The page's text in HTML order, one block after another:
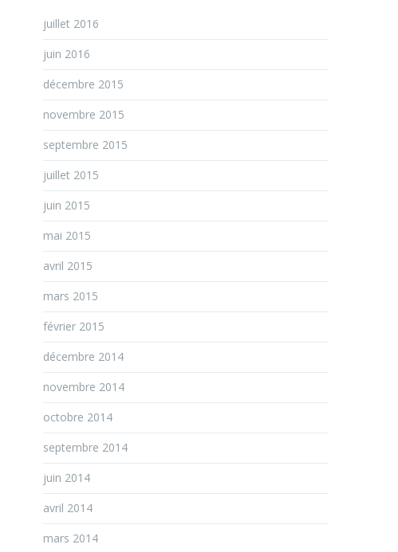
juillet 2016
juin 2016
décembre 2015
novembre 2015
septembre 2015
juillet 2015
juin 2015
mai 2015
avril 2015
mars 2015
février 2015
décembre 2014
novembre 2014
octobre 2014
septembre 2014
juin 2014
avril 2014
mars 2014